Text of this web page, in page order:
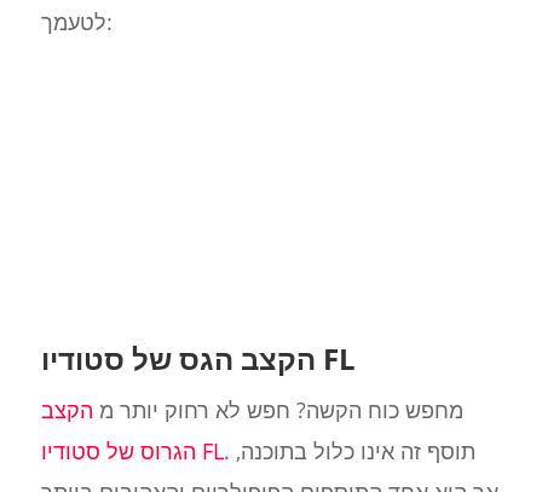
לטעמך:
הקצב הגס של סטודיו FL
מחפש כוח הקשה? חפש לא רחוק יותר מ הקצב
הגרוס של סטודיו FL. תוסף זה אינו כלול בתוכנה,